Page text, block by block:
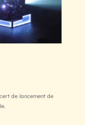
de lancement de